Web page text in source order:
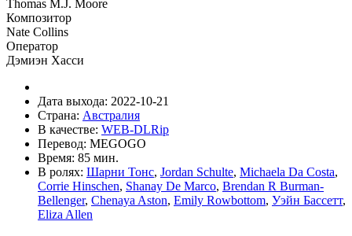
Thomas M.J. Moore
Композитор
Nate Collins
Оператор
Дэмиэн Хасси
Дата выхода: 2022-10-21
Страна: Австралия
В качестве: WEB-DLRip
Перевод: MEGOGO
Время: 85 мин.
В ролях: Шарни Тонс, Jordan Schulte, Michaela Da Costa,
Corrie Hinschen, Shanay De Marco, Brendan R Burman-
Bellenger, Chenaya Aston, Emily Rowbottom, Уэйн Бассетт,
Eliza Allen